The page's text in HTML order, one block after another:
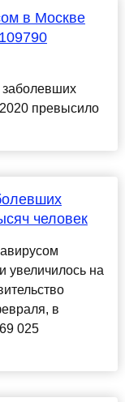
в Москве
превысило
человек
увеличилось на
в
025